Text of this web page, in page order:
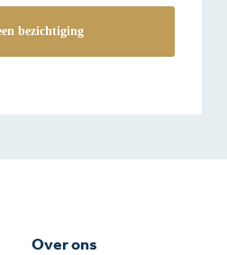
Over ons